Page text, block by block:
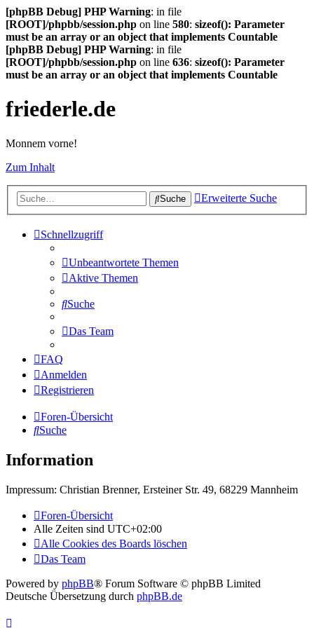
[phpBB Debug] PHP Warning: in file
[ROOT]/phpbb/session.php on line 580: sizeof(): Parameter
must be an array or an object that implements Countable
[phpBB Debug] PHP Warning: in file
[ROOT]/phpbb/session.php on line 636: sizeof(): Parameter
must be an array or an object that implements Countable
friederle.de
Monnem vorne!
Zum Inhalt
Suche Erweiterte Suche
Schnellzugriff
Unbeantwortete Themen
Aktive Themen
Suche
Das Team
FAQ
Anmelden
Registrieren
Foren-Übersicht
Suche
Information
Impressum: Christian Brenner, Ersteiner Str. 49, 68229 Mannheim
Foren-Übersicht
Alle Zeiten sind UTC+02:00
Alle Cookies des Boards löschen
Das Team
Powered by phpBB® Forum Software © phpBB Limited
Deutsche Übersetzung durch phpBB.de